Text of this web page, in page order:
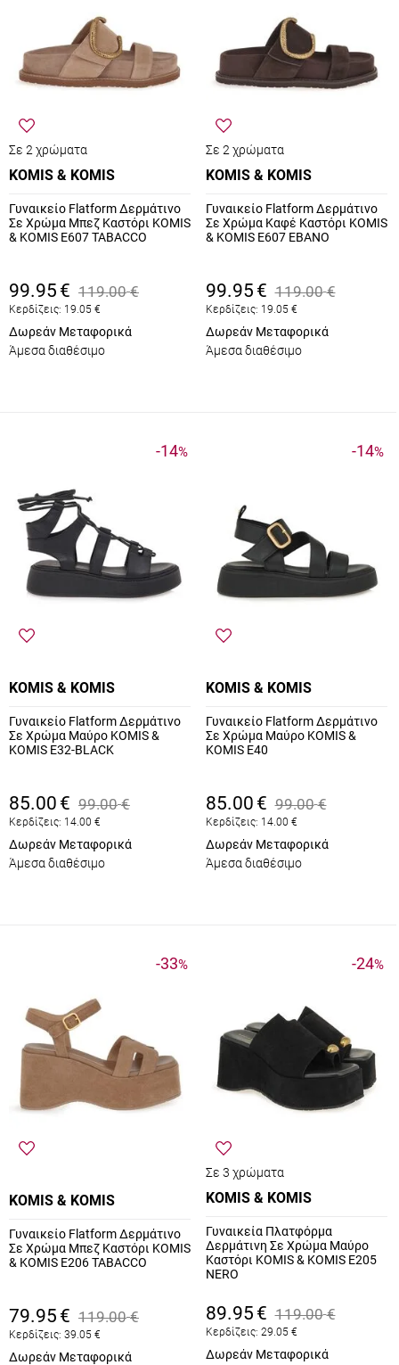
Σε 2 χρώματα
KOMIS & KOMIS
Γυναικείο Flatform Δερμάτινο
Σε Χρώμα Μπεζ Καστόρι KOMIS
& KOMIS E607 TABACCO
99.95 € 119.00 €
Κερδίζεις: 19.05 €
Δωρεάν Μεταφορικά
Άμεσα διαθέσιμο
Σε 2 χρώματα
KOMIS & KOMIS
Γυναικείο Flatform Δερμάτινο
Σε Χρώμα Καφέ Καστόρι KOMIS
& KOMIS E607 EBANO
99.95 € 119.00 €
Κερδίζεις: 19.05 €
Δωρεάν Μεταφορικά
Άμεσα διαθέσιμο
-14%
KOMIS & KOMIS
Γυναικείο Flatform Δερμάτινο
Σε Χρώμα Μαύρο KOMIS &
KOMIS E32-BLACK
85.00 € 99.00 €
Κερδίζεις: 14.00 €
Δωρεάν Μεταφορικά
Άμεσα διαθέσιμο
-14%
KOMIS & KOMIS
Γυναικείο Flatform Δερμάτινο
Σε Χρώμα Μαύρο KOMIS &
KOMIS E40
85.00 € 99.00 €
Κερδίζεις: 14.00 €
Δωρεάν Μεταφορικά
Άμεσα διαθέσιμο
-33%
KOMIS & KOMIS
Γυναικείο Flatform Δερμάτινο
Σε Χρώμα Μπεζ Καστόρι KOMIS
& KOMIS E206 TABACCO
79.95 € 119.00 €
Κερδίζεις: 39.05 €
Δωρεάν Μεταφορικά
-24%
Σε 3 χρώματα
KOMIS & KOMIS
Γυναικεία Πλατφόρμα
Δερμάτινη Σε Χρώμα Μαύρο
Καστόρι KOMIS & KOMIS E205
NERO
89.95 € 119.00 €
Κερδίζεις: 29.05 €
Δωρεάν Μεταφορικά